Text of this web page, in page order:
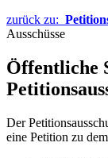
zurück zu:
Ausschüsse
Öffentliche
Der
eine Petition zu